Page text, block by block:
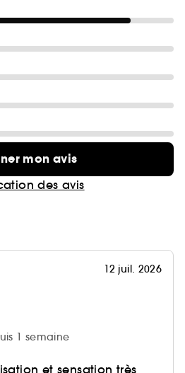
mon avis
des avis
12 juil. 2026
1 semaine
et sensation très